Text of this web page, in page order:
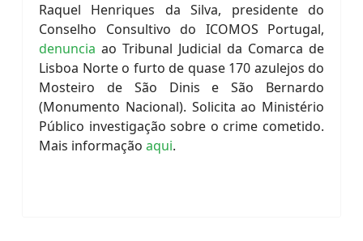
Raquel Henriques da Silva, presidente do
Conselho Consultivo do ICOMOS Portugal,
denuncia ao Tribunal Judicial da Comarca de
Lisboa Norte o furto de quase 170 azulejos do
Mosteiro de São Dinis e São Bernardo
(Monumento Nacional). Solicita ao Ministério
Público investigação sobre o crime cometido.
Mais informação aqui.